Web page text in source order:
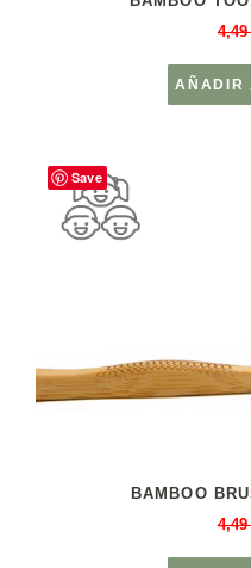
AÑADIR
Save
BAMBOO